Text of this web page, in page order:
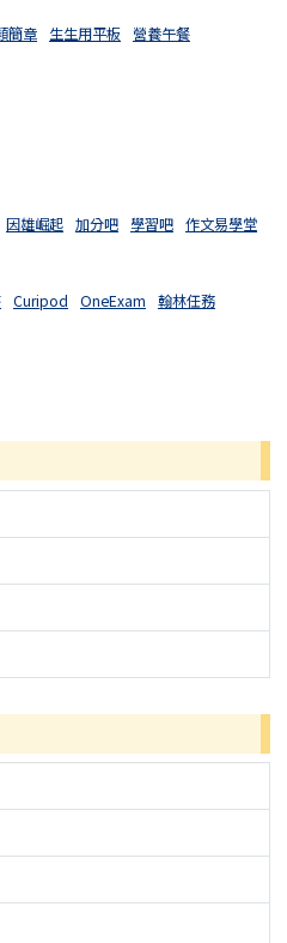
簡章 生生用平板 營養午餐
因雄崛起 加分吧 學習吧 作文易學堂
Curipod OneExam 翰林任務